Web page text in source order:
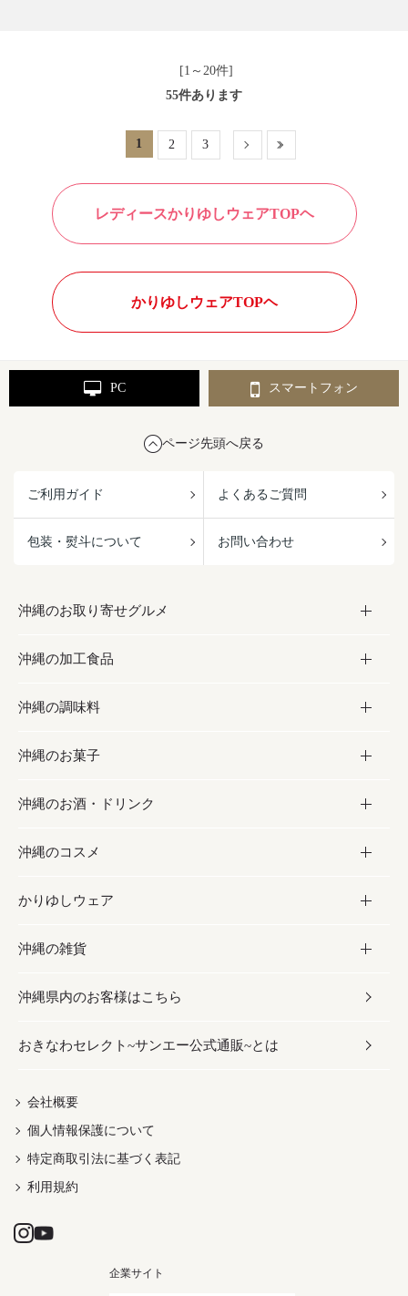
[1～20件]
55件あります
1 2 3
レディースかりゆしウェアTOPヘ
かりゆしウェアTOPヘ
PC スマートフォン
ページ先頭へ戻る
ご利用ガイド よくあるご質問
包装・熨斗について お問い合わせ
沖縄のお取り寄せグルメ
お取り寄せグルメ
フルーツ・野菜
お肉
海産物
沖縄の加工食品
加工食品
缶詰／パウチ
沖縄料理
沖縄そば／乾麺
レトルト食品
乾物／粉類
沖縄の調味料
調味料
砂糖／黒砂糖
塩
お酢／ドレッシング
しょうゆ
みそ
だし／スパイス／島唐辛子
沖縄のお菓子
お菓子
黒糖
ちんすこう
伝統菓子
スナック
おつまみ
紅芋
沖縄のお酒・ドリンク
お酒・ドリンク
泡盛
ビール・チューハイ
ワイン・ウィスキー・カクテル
ドリンク
茶葉
沖縄のコスメ
コスメ
スキンケア
ボディケア
ヘアケア
UVケア
かりゆしウェア
かりゆしウェア
メンズ
レディース
沖縄の雑貨
雑貨
沖縄ファッション
伝統工芸品
沖縄県内のお客様はこちら
おきなわセレクト~サンエー公式通販~とは
会社概要
個人情報保護について
特定商取引法に基づく表記
利用規約
企業サイト